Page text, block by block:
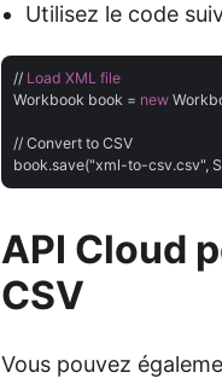
Utilisez le code
// Load XML file
Workbook book = new
// Convert to CSV
API Cloud
CSV
Vous pouvez